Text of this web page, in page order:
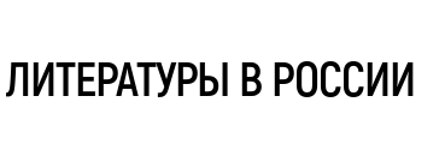
В РОССИИ